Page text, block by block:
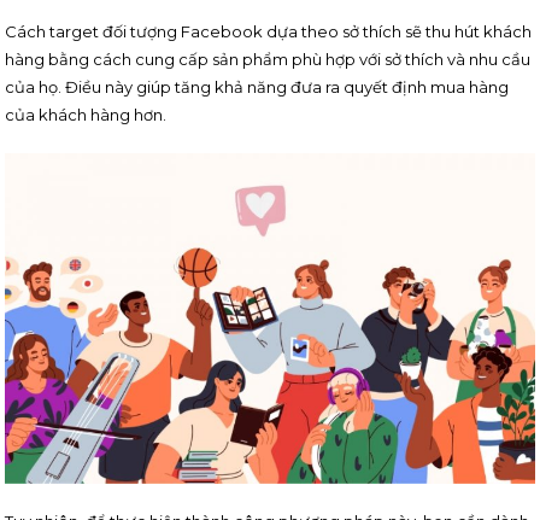
Cách target đối tượng Facebook dựa theo sở thích sẽ thu hút khách
hàng bằng cách cung cấp sản phẩm phù hợp với sở thích và nhu cầu
của họ. Điều này giúp tăng khả năng đưa ra quyết định mua hàng
của khách hàng hơn.